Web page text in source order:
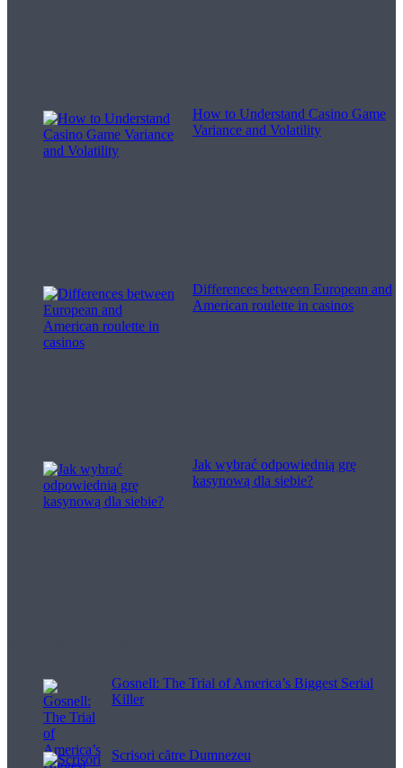
How to Understand Casino Game
Variance and Volatility
Differences between European and
American roulette in casinos
Jak wybrać odpowiednią grę
kasynową dla siebie?
Gosnell: The Trial of America’s Biggest Serial
Killer
Scrisori către Dumnezeu